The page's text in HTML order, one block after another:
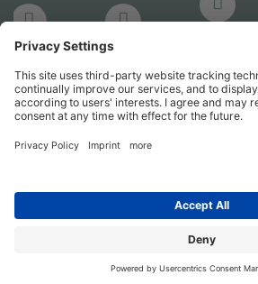
LinkedIn
PsychJOB PsychJOB
Verlag
Entwickelt durchJobiqo